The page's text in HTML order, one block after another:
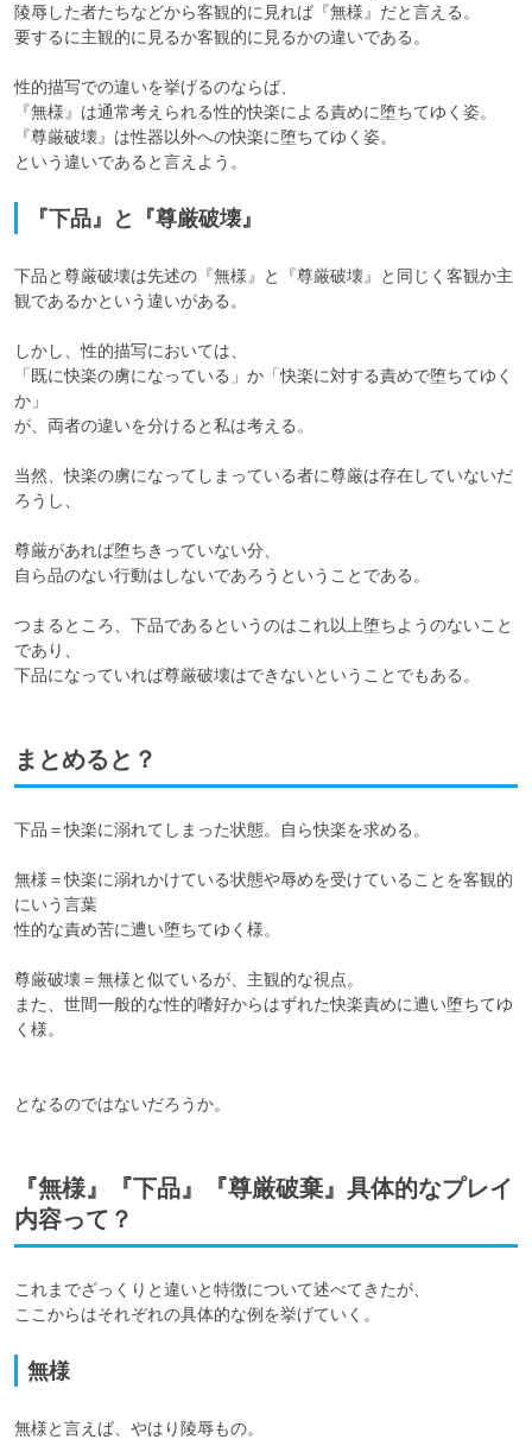
陵辱した者たちなどから客観的に見れば『無様』だと言える。
要するに主観的に見るか客観的に見るかの違いである。
性的描写での違いを挙げるのならば、
『無様』は通常考えられる性的快楽による責めに堕ちてゆく姿。
『尊厳破壊』は性器以外への快楽に堕ちてゆく姿。
という違いであると言えよう。
『下品』と『尊厳破壊』
下品と尊厳破壊は先述の『無様』と『尊厳破壊』と同じく客観か主
観であるかという違いがある。
しかし、性的描写においては、
「既に快楽の虜になっている」か「快楽に対する責めで堕ちてゆく
か」
が、両者の違いを分けると私は考える。
当然、快楽の虜になってしまっている者に尊厳は存在していないだ
ろうし、
尊厳があれば堕ちきっていない分、
自ら品のない行動はしないであろうということである。
つまるところ、下品であるというのはこれ以上堕ちようのないこと
であり、
下品になっていれば尊厳破壊はできないということでもある。
まとめると？
下品＝快楽に溺れてしまった状態。自ら快楽を求める。
無様＝快楽に溺れかけている状態や辱めを受けていることを客観的
にいう言葉
性的な責め苦に遭い堕ちてゆく様。
尊厳破壊＝無様と似ているが、主観的な視点。
また、世間一般的な性的嗜好からはずれた快楽責めに遭い堕ちてゆ
く様。
となるのではないだろうか。
『無様』『下品』『尊厳破棄』具体的なプレイ
内容って？
これまでざっくりと違いと特徴について述べてきたが、
ここからはそれぞれの具体的な例を挙げていく。
無様
無様と言えば、やはり陵辱もの。